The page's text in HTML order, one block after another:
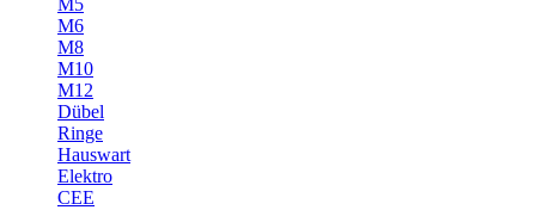
M5
M6
M8
M10
M12
Dübel
Ringe
Hauswart
Elektro
CEE